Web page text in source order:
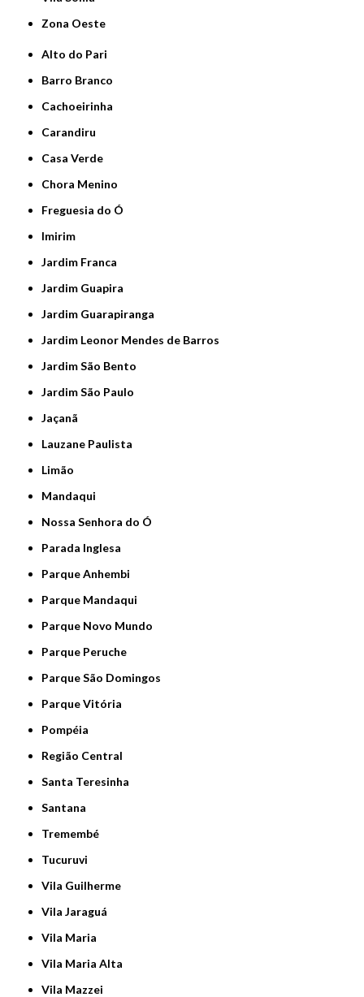
Zona Oeste
Alto do Pari
Barro Branco
Cachoeirinha
Carandiru
Casa Verde
Chora Menino
Freguesia do Ó
Imirim
Jardim Franca
Jardim Guapira
Jardim Guarapiranga
Jardim Leonor Mendes de Barros
Jardim São Bento
Jardim São Paulo
Jaçanã
Lauzane Paulista
Limão
Mandaqui
Nossa Senhora do Ó
Parada Inglesa
Parque Anhembi
Parque Mandaqui
Parque Novo Mundo
Parque Peruche
Parque São Domingos
Parque Vitória
Pompéia
Região Central
Santa Teresinha
Santana
Tremembé
Tucuruvi
Vila Guilherme
Vila Jaraguá
Vila Maria
Vila Maria Alta
Vila Mazzei